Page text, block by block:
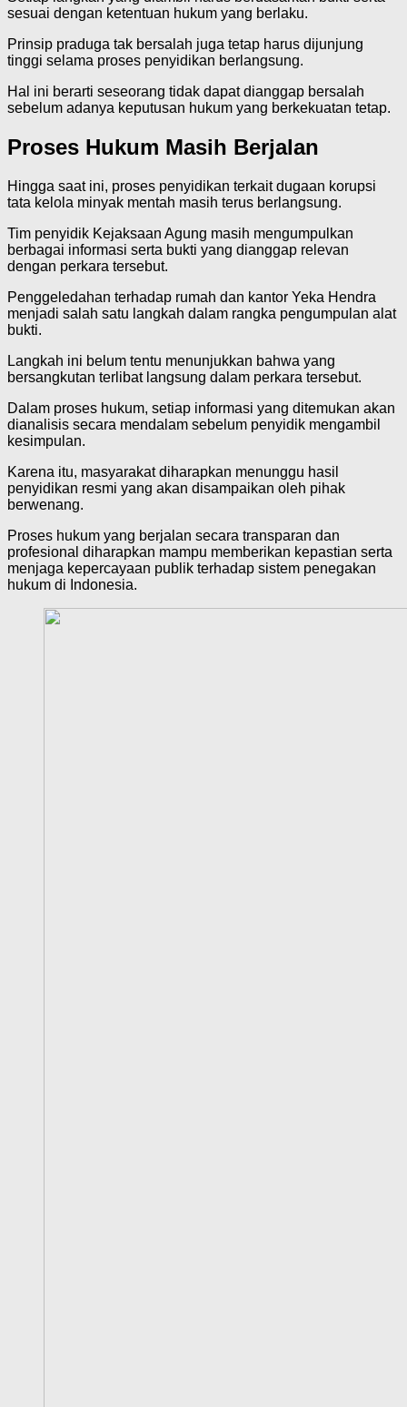
sesuai dengan ketentuan hukum yang berlaku.
Prinsip praduga tak bersalah juga tetap harus dijunjung
tinggi selama proses penyidikan berlangsung.
Hal ini berarti seseorang tidak dapat dianggap bersalah
sebelum adanya keputusan hukum yang berkekuatan tetap.
Proses Hukum Masih Berjalan
Hingga saat ini, proses penyidikan terkait dugaan korupsi
tata kelola minyak mentah masih terus berlangsung.
Tim penyidik Kejaksaan Agung masih mengumpulkan
berbagai informasi serta bukti yang dianggap relevan
dengan perkara tersebut.
Penggeledahan terhadap rumah dan kantor Yeka Hendra
menjadi salah satu langkah dalam rangka pengumpulan alat
bukti.
Langkah ini belum tentu menunjukkan bahwa yang
bersangkutan terlibat langsung dalam perkara tersebut.
Dalam proses hukum, setiap informasi yang ditemukan akan
dianalisis secara mendalam sebelum penyidik mengambil
kesimpulan.
Karena itu, masyarakat diharapkan menunggu hasil
penyidikan resmi yang akan disampaikan oleh pihak
berwenang.
Proses hukum yang berjalan secara transparan dan
profesional diharapkan mampu memberikan kepastian serta
menjaga kepercayaan publik terhadap sistem penegakan
hukum di Indonesia.